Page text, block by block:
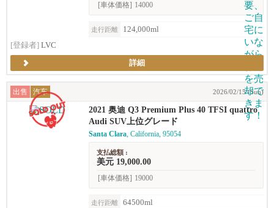
[車体価格] 14000
走行距離
124,000ml
[登録者] LVC
詳細
出售 汽车 2026/02/15 (Sun)
2021 奥迪 Q3 Premium Plus 40 TFSI quattro
(2.0T)
Audi SUV上位グレード
Santa Clara, California, 95054
支払総額 :
美元 19,000.00
[車体価格] 19000
走行距離
64500ml